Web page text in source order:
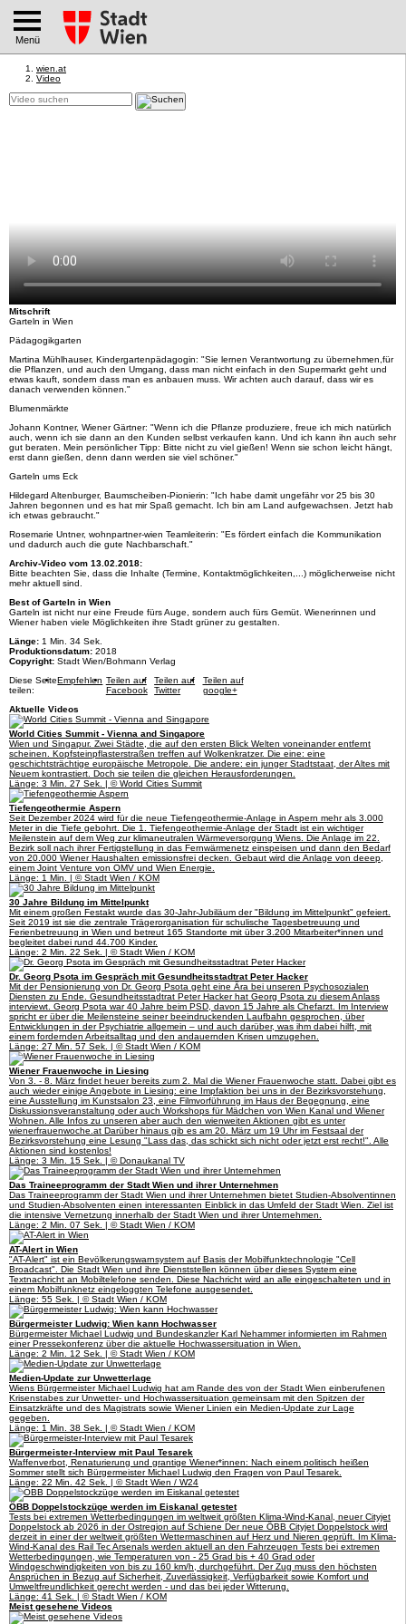
Menü
wien.at
Video
Mitschrift
Garteln in Wien
Pädagogikgarten
Martina Mühlhauser, Kindergartenpädagogin: "Sie lernen Verantwortung zu übernehmen,für
die Pflanzen, und auch den Umgang, dass man nicht einfach in den Supermarkt geht und
etwas kauft, sondern dass man es anbauen muss. Wir achten auch darauf, dass wir es
danach verwenden können."
Blumenmärkte
Johann Kontner, Wiener Gärtner: "Wenn ich die Pflanze produziere, freue ich mich natürlich
auch, wenn ich sie dann an den Kunden selbst verkaufen kann. Und ich kann ihn auch sehr
gut beraten. Mein persönlicher Tipp: Bitte nicht zu viel gießen! Wenn sie schon leicht hängt,
erst dann gießen, denn dann werden sie viel schöner."
Garteln ums Eck
Hildegard Altenburger, Baumscheiben-Pionierin: "Ich habe damit ungefähr vor 25 bis 30
Jahren begonnen und es hat mir Spaß gemacht. Ich bin am Land aufgewachsen. Jetzt hab
ich etwas gebraucht."
Rosemarie Untner, wohnpartner-wien Teamleiterin: "Es fördert einfach die Kommunikation
und dadurch auch die gute Nachbarschaft."
Archiv-Video vom 13.02.2018:
Bitte beachten Sie, dass die Inhalte (Termine, Kontaktmöglichkeiten,...) möglicherweise nicht
mehr aktuell sind.
Best of Garteln in Wien
Garteln ist nicht nur eine Freude fürs Auge, sondern auch fürs Gemüt. Wienerinnen und
Wiener haben viele Möglichkeiten ihre Stadt grüner zu gestalten.
Länge: 1 Min. 34 Sek.
Produktionsdatum: 2018
Copyright: Stadt Wien/Bohmann Verlag
Diese Seite
teilen:
Empfehlen Teilen auf
Facebook
Teilen auf
Twitter
Teilen auf
google+
Aktuelle Videos
World Cities Summit - Vienna and Singapore
Wien und Singapur. Zwei Städte, die auf den ersten Blick Welten voneinander entfernt
scheinen. Kopfsteinpflasterstraßen treffen auf Wolkenkratzer. Die eine: eine
geschichtsträchtige europäische Metropole. Die andere: ein junger Stadtstaat, der Altes mit
Neuem kontrastiert. Doch sie teilen die gleichen Herausforderungen.
Länge: 3 Min. 27 Sek. | © World Cities Summit
Tiefengeothermie Aspern
Seit Dezember 2024 wird für die neue Tiefengeothermie-Anlage in Aspern mehr als 3.000
Meter in die Tiefe gebohrt. Die 1. Tiefengeothermie-Anlage der Stadt ist ein wichtiger
Meilenstein auf dem Weg zur klimaneutralen Wärmeversorgung Wiens. Die Anlage im 22.
Bezirk soll nach ihrer Fertigstellung in das Fernwärmenetz einspeisen und dann den Bedarf
von 20.000 Wiener Haushalten emissionsfrei decken. Gebaut wird die Anlage von deeep,
einem Joint Venture von OMV und Wien Energie.
Länge: 1 Min. | © Stadt Wien / KOM
30 Jahre Bildung im Mittelpunkt
Mit einem großen Festakt wurde das 30-Jahr-Jubiläum der "Bildung im Mittelpunkt" gefeiert.
Seit 2019 ist sie die zentrale Trägerorganisation für schulische Tagesbetreuung und
Ferienbetreuung in Wien und betreut 165 Standorte mit über 3.200 Mitarbeiter*innen und
begleitet dabei rund 44.700 Kinder.
Länge: 2 Min. 22 Sek. | © Stadt Wien / KOM
Dr. Georg Psota im Gespräch mit Gesundheitsstadtrat Peter Hacker
Mit der Pensionierung von Dr. Georg Psota geht eine Ära bei unseren Psychosozialen
Diensten zu Ende. Gesundheitsstadtrat Peter Hacker hat Georg Psota zu diesem Anlass
interviewt. Georg Psota war 40 Jahre beim PSD, davon 15 Jahre als Chefarzt. Im Interview
spricht er über die Meilensteine seiner beeindruckenden Laufbahn gesprochen, über
Entwicklungen in der Psychiatrie allgemein – und auch darüber, was ihm dabei hilft, mit
einem fordernden Arbeitsalltag und den andauernden Krisen umzugehen.
Länge: 27 Min. 57 Sek. | © Stadt Wien / KOM
Wiener Frauenwoche in Liesing
Von 3. - 8. März findet heuer bereits zum 2. Mal die Wiener Frauenwoche statt. Dabei gibt es
auch wieder einige Angebote in Liesing: eine Impfaktion bei uns in der Bezirksvorstehung,
eine Ausstellung im Kunstsalon 23, eine Filmvorführung im Haus der Begegnung, eine
Diskussionsveranstaltung oder auch Workshops für Mädchen von Wien Kanal und Wiener
Wohnen. Alle Infos zu unseren aber auch den wienweiten Aktionen gibt es unter
wienerfrauenwoche.at Darüber hinaus gib es am 20. März um 19 Uhr im Festsaal der
Bezirksvorstehung eine Lesung "Lass das, das schickt sich nicht oder jetzt erst recht!". Alle
Aktionen sind kostenlos!
Länge: 3 Min. 15 Sek. | © Donaukanal TV
Das Traineeprogramm der Stadt Wien und ihrer Unternehmen
Das Traineeprogramm der Stadt Wien und ihrer Unternehmen bietet Studien-Absolventinnen
und Studien-Absolventen einen interessanten Einblick in das Umfeld der Stadt Wien. Ziel ist
die intensive Vernetzung innerhalb der Stadt Wien und ihrer Unternehmen.
Länge: 2 Min. 07 Sek. | © Stadt Wien / KOM
AT-Alert in Wien
"AT-Alert" ist ein Bevölkerungswarnsystem auf Basis der Mobilfunktechnologie "Cell
Broadcast". Die Stadt Wien und ihre Dienststellen können über dieses System eine
Textnachricht an Mobiltelefone senden. Diese Nachricht wird an alle eingeschalteten und in
einem Mobilfunknetz eingeloggten Telefone ausgesendet.
Länge: 55 Sek. | © Stadt Wien / KOM
Bürgermeister Ludwig: Wien kann Hochwasser
Bürgermeister Michael Ludwig und Bundeskanzler Karl Nehammer informierten im Rahmen
einer Pressekonferenz über die aktuelle Hochwassersituation in Wien.
Länge: 2 Min. 12 Sek. | © Stadt Wien / KOM
Medien-Update zur Unwetterlage
Wiens Bürgermeister Michael Ludwig hat am Rande des von der Stadt Wien einberufenen
Krisenstabes zur Unwetter- und Hochwassersituation gemeinsam mit den Spitzen der
Einsatzkräfte und des Magistrats sowie Wiener Linien ein Medien-Update zur Lage
gegeben.
Länge: 1 Min. 38 Sek. | © Stadt Wien / KOM
Bürgermeister-Interview mit Paul Tesarek
Waffenverbot, Renaturierung und grantige Wiener*innen: Nach einem politisch heißen
Sommer stellt sich Bürgermeister Michael Ludwig den Fragen von Paul Tesarek.
Länge: 22 Min. 42 Sek. | © Stadt Wien / W24
ÖBB Doppelstockzüge werden im Eiskanal getestet
Tests bei extremen Wetterbedingungen im weltweit größten Klima-Wind-Kanal, neuer Cityjet
Doppelstock ab 2026 in der Ostregion auf Schiene Der neue ÖBB Cityjet Doppelstock wird
derzeit in einer der weltweit größten Wettermaschinen auf Herz und Nieren geprüft. Im Klima-
Wind-Kanal des Rail Tec Arsenals werden aktuell an den Fahrzeugen Tests bei extremen
Wetterbedingungen, wie Temperaturen von - 25 Grad bis + 40 Grad oder
Windgeschwindigkeiten von bis zu 160 km/h, durchgeführt. Der Zug muss den höchsten
Ansprüchen in Bezug auf Sicherheit, Zuverlässigkeit, Verfügbarkeit sowie Komfort und
Umweltfreundlichkeit gerecht werden - und das bei jeder Witterung.
Länge: 41 Sek. | © Stadt Wien / KOM
Meist gesehene Videos